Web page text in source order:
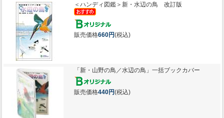
＜ハンディ図鑑＞新・水辺の鳥 改訂版
販売価格660円(税込)
「新・山野の鳥／水辺の鳥」一括ブックカバー
販売価格440円(税込)